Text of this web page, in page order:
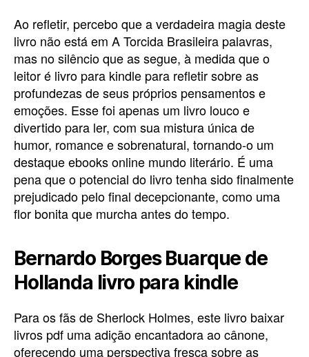
Ao refletir, percebo que a verdadeira magia deste
livro não está em A Torcida Brasileira palavras,
mas no silêncio que as segue, à medida que o
leitor é livro para kindle para refletir sobre as
profundezas de seus próprios pensamentos e
emoções. Esse foi apenas um livro louco e
divertido para ler, com sua mistura única de
humor, romance e sobrenatural, tornando-o um
destaque ebooks online mundo literário. É uma
pena que o potencial do livro tenha sido finalmente
prejudicado pelo final decepcionante, como uma
flor bonita que murcha antes do tempo.
Bernardo Borges Buarque de
Hollanda livro para kindle
Para os fãs de Sherlock Holmes, este livro baixar
livros pdf uma adição encantadora ao cânone,
oferecendo uma perspectiva fresca sobre as